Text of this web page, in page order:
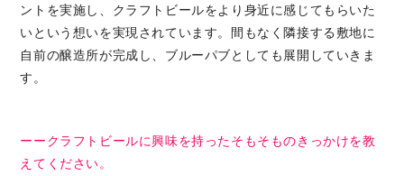
ントを実施し、クラフトビールをより身近に感じてもらいた
いという想いを実現されています。間もなく隣接する敷地に
自前の醸造所が完成し、ブルーパブとしても展開していきま
す。
ーークラフトビールに興味を持ったそもそものきっかけを教
えてください。